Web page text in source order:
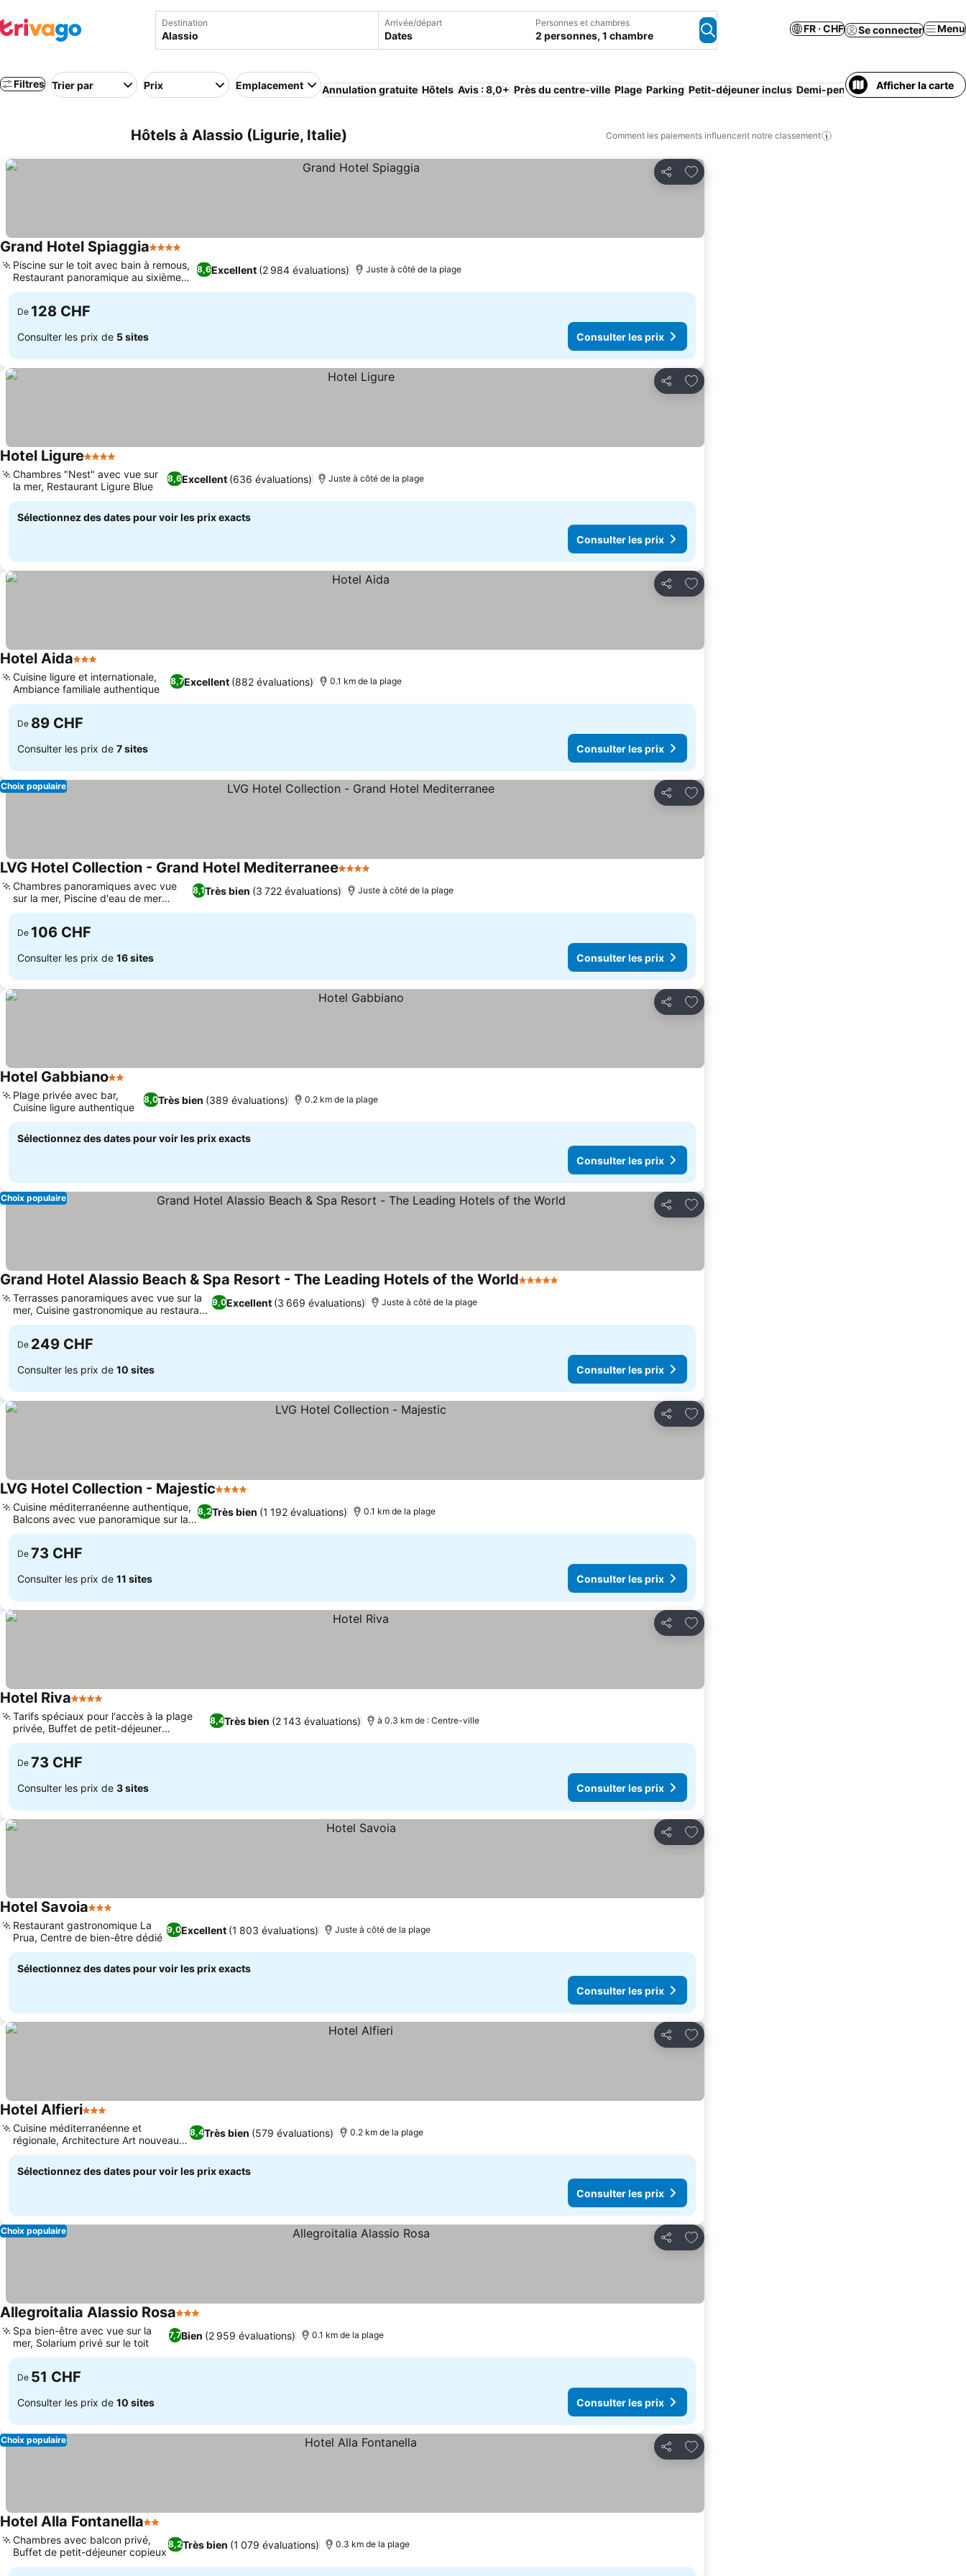
Destination Arrivée/départ
Dates
Personnes et chambres
2 personnes, 1 chambre
FR · CHF Se connecter Menu
Filtres Trier par Prix Emplacement Annulation gratuite Hôtels Avis : 8,0+ Près du centre-ville Plage Parking Petit-déjeuner inclus Demi-pension Pension complète
Afficher la carte
Hôtels à Alassio (Ligurie, Italie) Comment les paiements influencent notre classement
Partager
Ajouter à mes favoris
Grand Hotel Spiaggia4 Étoiles
8,6Excellent (2 984 évaluations)
Piscine sur le toit avec bain à remous,
Restaurant panoramique au sixième
étage
Juste à côté de la plage
De 128 CHF
Consulter les prix de 5 sites Consulter les prix
Partager
Ajouter à mes favoris
Hotel Ligure4 Étoiles
8,6Excellent (636 évaluations)
Chambres "Nest" avec vue sur
la mer, Restaurant Ligure Blue
Juste à côté de la plage
Sélectionnez des dates pour voir les prix exacts
Consulter les prix
Partager
Ajouter à mes favoris
Hotel Aida3 Étoiles
8,7Excellent (882 évaluations)
Cuisine ligure et internationale,
Ambiance familiale authentique
0.1 km de la plage
De 89 CHF
Consulter les prix de 7 sites Consulter les prix
Partager
Ajouter à mes favoris
Choix populaire
LVG Hotel Collection - Grand Hotel Mediterranee4 Étoiles
8,1Très bien (3 722 évaluations)
Chambres panoramiques avec vue
sur la mer, Piscine d'eau de mer
chauffée
Juste à côté de la plage
De 106 CHF
Consulter les prix de 16 sites Consulter les prix
Partager
Ajouter à mes favoris
Hotel Gabbiano2 Étoiles
8,0Très bien (389 évaluations)
Plage privée avec bar,
Cuisine ligure authentique
0.2 km de la plage
Sélectionnez des dates pour voir les prix exacts
Consulter les prix
Partager
Ajouter à mes favoris
Choix populaire
Grand Hotel Alassio Beach & Spa Resort - The Leading Hotels of the World5 Étoiles
9,0Excellent (3 669 évaluations)
Terrasses panoramiques avec vue sur la
mer, Cuisine gastronomique au restaurant
Gazebo
Juste à côté de la plage
De 249 CHF
Consulter les prix de 10 sites Consulter les prix
Partager
Ajouter à mes favoris
LVG Hotel Collection - Majestic4 Étoiles
8,2Très bien (1 192 évaluations)
Cuisine méditerranéenne authentique,
Balcons avec vue panoramique sur la
mer
0.1 km de la plage
De 73 CHF
Consulter les prix de 11 sites Consulter les prix
Partager
Ajouter à mes favoris
Hotel Riva4 Étoiles
8,4Très bien (2 143 évaluations)
Tarifs spéciaux pour l'accès à la plage
privée, Buffet de petit-déjeuner
international varié
à 0.3 km de : Centre-ville
De 73 CHF
Consulter les prix de 3 sites Consulter les prix
Partager
Ajouter à mes favoris
Hotel Savoia3 Étoiles
9,0Excellent (1 803 évaluations)
Restaurant gastronomique La
Prua, Centre de bien-être dédié
Juste à côté de la plage
Sélectionnez des dates pour voir les prix exacts
Consulter les prix
Partager
Ajouter à mes favoris
Hotel Alfieri3 Étoiles
8,4Très bien (579 évaluations)
Cuisine méditerranéenne et
régionale, Architecture Art nouveau
historique
0.2 km de la plage
Sélectionnez des dates pour voir les prix exacts
Consulter les prix
Partager
Ajouter à mes favoris
Choix populaire
Allegroitalia Alassio Rosa3 Étoiles
7,7Bien (2 959 évaluations)
Spa bien-être avec vue sur la
mer, Solarium privé sur le toit
0.1 km de la plage
De 51 CHF
Consulter les prix de 10 sites Consulter les prix
Partager
Ajouter à mes favoris
Choix populaire
Hotel Alla Fontanella2 Étoiles
8,2Très bien (1 079 évaluations)
Chambres avec balcon privé,
Buffet de petit-déjeuner copieux
0.3 km de la plage